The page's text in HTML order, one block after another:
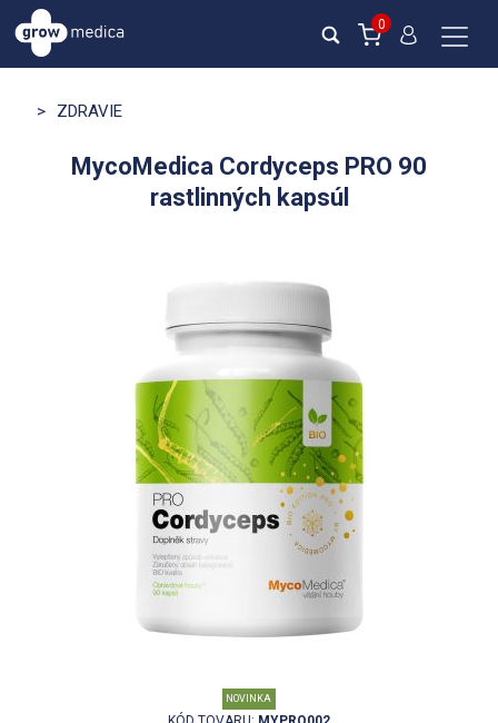
0
> ZDRAVIE
MycoMedica Cordyceps PRO 90
rastlinných kapsúl
NOVINKA